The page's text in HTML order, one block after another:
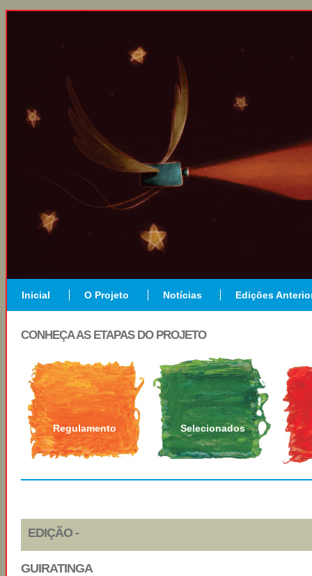
Inicial O Projeto Notícias Edições
CONHEÇA AS ETAPAS DO PROJETO
Regulamento Selecionados
EDIÇÃO -
GUIRATINGA